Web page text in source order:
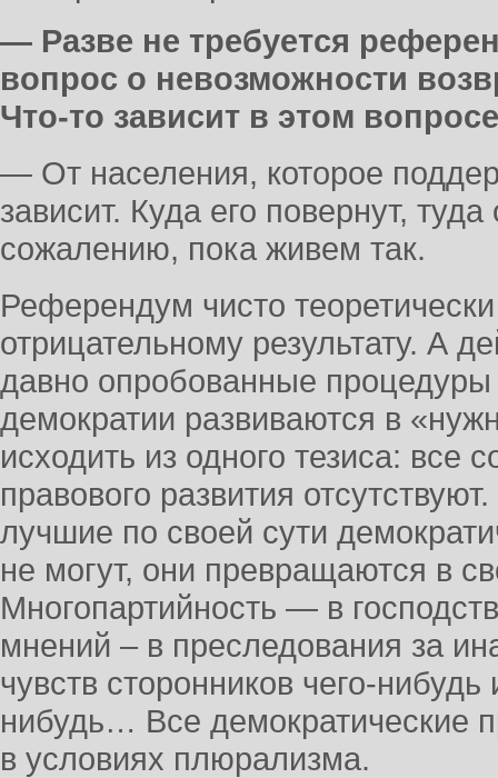
— Разве не требуется
вопрос о невозможности
Что-то зависит в этом
— От населения, которое
зависит. Куда его повернут,
сожалению, пока живем так.
Референдум чисто
отрицательному результату. А
давно опробованные процедуры
демократии развиваются в
исходить из одного тезиса: все
правового развития
лучшие по своей сути
не могут, они превращаются в
Многопартийность — в
мнений – в преследования за
чувств сторонников чего-
нибудь… Все демократические
в условиях плюрализма.